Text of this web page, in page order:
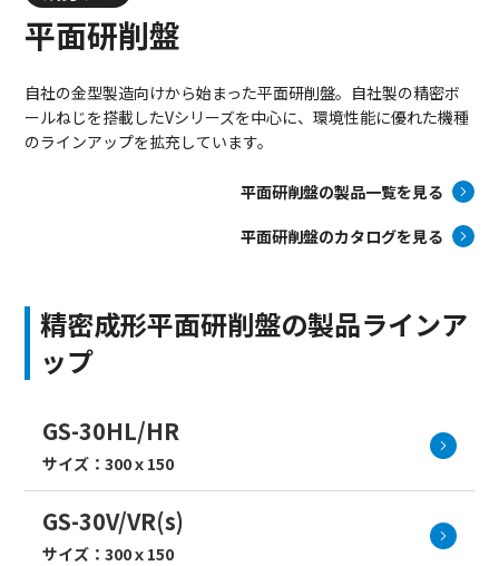
平面研削盤
自社の金型製造向けから始まった平面研削盤。自社製の精密ボ
ールねじを搭載したVシリーズを中心に、環境性能に優れた機種
のラインアップを拡充しています。
平面研削盤の製品一覧を見る
平面研削盤のカタログを見る
精密成形平面研削盤の製品ラインア
ップ
GS-30HL/HR
サイズ：300ｘ150
GS-30V/VR(s)
サイズ：300ｘ150